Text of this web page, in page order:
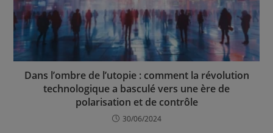
Dans l’ombre de l’utopie : comment la révolution
technologique a basculé vers une ère de
polarisation et de contrôle
30/06/2024